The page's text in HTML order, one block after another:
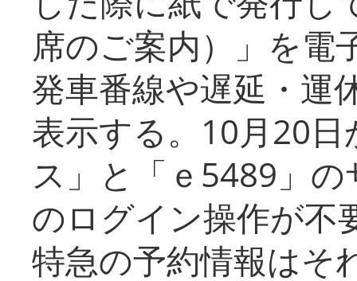
席のご案内）」を電
発車番線や遅延・運
表示する。10月20
ス」と「ｅ5489」
のログイン操作が不
特急の予約情報はそ